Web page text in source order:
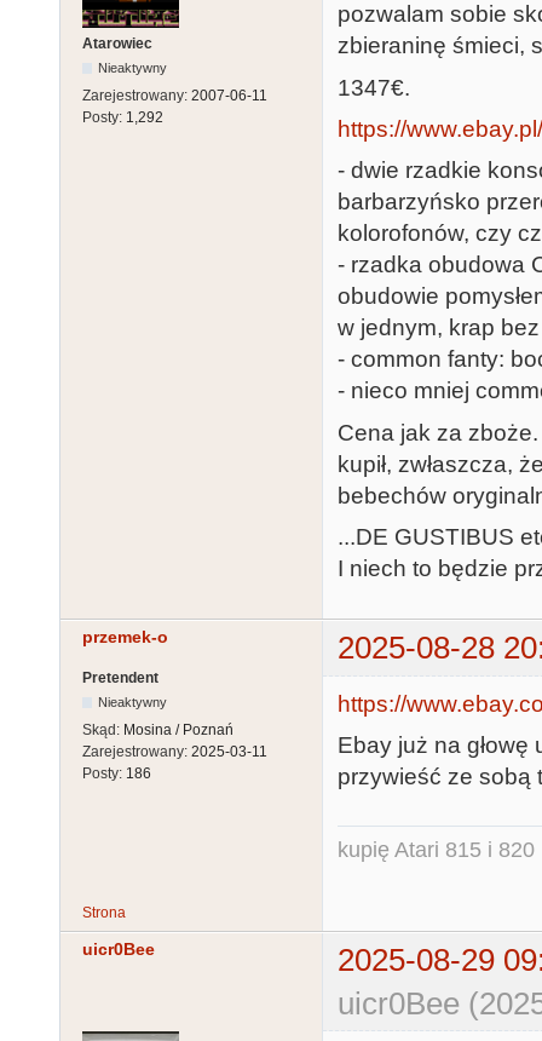
Atarowiec
Nieaktywny
Zarejestrowany: 2007-06-11
Posty: 1,292
pozwalam sobie
zbieraninę śmieci,
1347€.
https://
- dwie rzadkie
barbarzyńsko
kolorofonów, czy
- rzadka obudowa
obudowie
w jednym, krap
- common fanty:
- nieco mniej
Cena jak za
kupił, zwłaszcza,
bebechów
...DE GUSTIBUS
I niech to będzie
przemek-o 2025-08-28
Pretendent
Nieaktywny
Skąd: Mosina / Poznań
Zarejestrowany: 2025-03-11
Posty: 186
https://
Ebay już na głowę
przywieść ze sobą
kupię Atari 815 i 820
Strona
uicr0Bee
2025-08-29
uicr0Bee